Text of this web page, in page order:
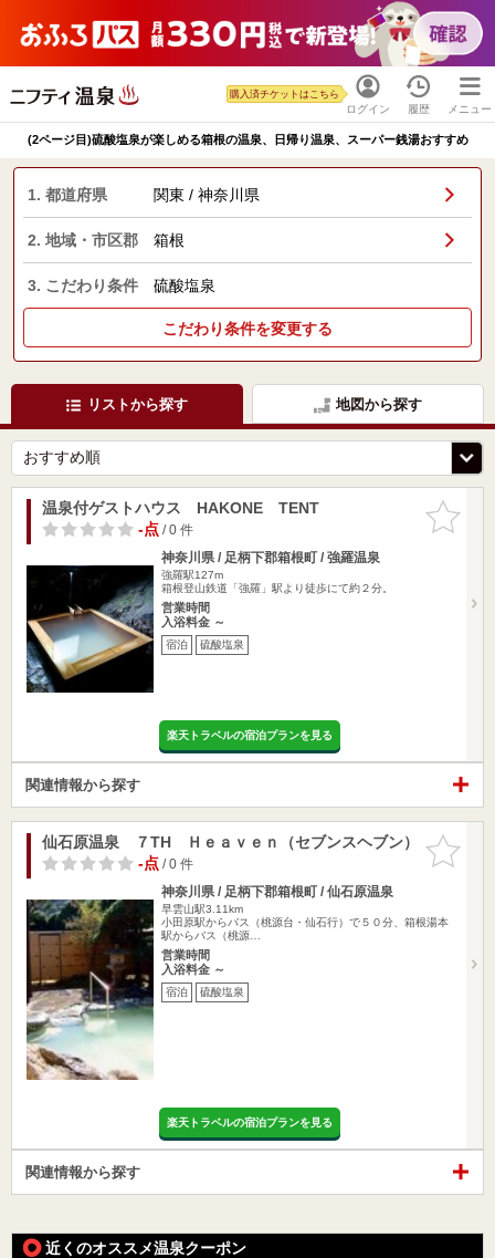
ログイン
購入済チケットはこちら
履歴 メニュー
(2ページ目)硫酸塩泉が楽しめる箱根の温泉、日帰り温泉、スーパー銭湯おすすめ
1. 都道府県 関東 / 神奈川県
2. 地域・市区郡 箱根
3. こだわり条件 硫酸塩泉
こだわり条件を変更する
リストから探す 地図から探す
お気に入
りに追加
温泉付ゲストハウス HAKONE TENT
-点/ 0 件
神奈川県 / 足柄下郡箱根町 / 強羅温泉
強羅駅127m
箱根登山鉄道「強羅」駅より徒歩にて約２分。
営業時間
入浴料金 ～
宿泊 硫酸塩泉
楽天トラベルの宿泊プランを見る
関連情報から探す
お気に入
りに追加
仙石原温泉 ７TH Ｈｅａｖｅｎ（セブンスヘブン）
-点/ 0 件
神奈川県 / 足柄下郡箱根町 / 仙石原温泉
早雲山駅3.11km
小田原駅からバス（桃源台・仙石行）で５０分、箱根湯本
駅からバス（桃源…
営業時間
入浴料金 ～
宿泊 硫酸塩泉
楽天トラベルの宿泊プランを見る
関連情報から探す
近くのオススメ温泉クーポン